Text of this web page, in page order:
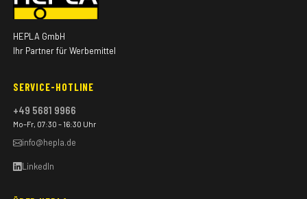
HEPLA GmbH
Ihr Partner für Werbemittel
SERVICE-HOTLINE
+49 5681 9966
Mo–Fr, 07:30 – 16:30 Uhr
info@hepla.de
LinkedIn